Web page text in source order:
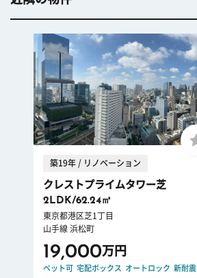
築19年 / リノベーション
クレストプライムタワー芝
2LDK/62.24㎡
東京都港区芝1丁目
山手線 浜松町
19,000万円
ペット可 宅配ボックス オートロック 新耐震